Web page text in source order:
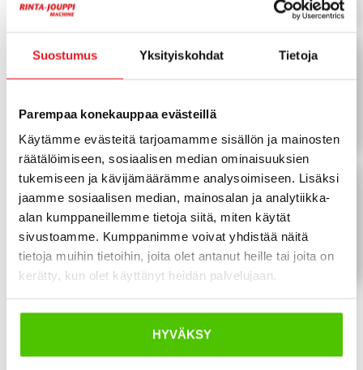
Suostumus Yksityiskohdat Tietoja
Parempaa konekauppaa evästeillä
Käytämme evästeitä tarjoamamme sisällön ja mainosten
räätälöimiseen, sosiaalisen median ominaisuuksien
tukemiseen ja kävijämäärämme analysoimiseen. Lisäksi
jaamme sosiaalisen median, mainosalan ja analytiikka-
alan kumppaneillemme tietoja siitä, miten käytät
sivustoamme. Kumppanimme voivat yhdistää näitä
tietoja muihin tietoihin, joita olet antanut heille tai joita on
kerätty, kun olet käyttänyt heidän palvelujaan.
HYVÄKSY
€
Kubota U 36-4
Engcon, 3 kauhaa, Rasvari
Kubota
Kubota KX 80-4
2018
2 366 h
76 900€
Vähän ajettu
Kubota kompaktit ja tehokkaat
koneet monipuoliseen käyttöön